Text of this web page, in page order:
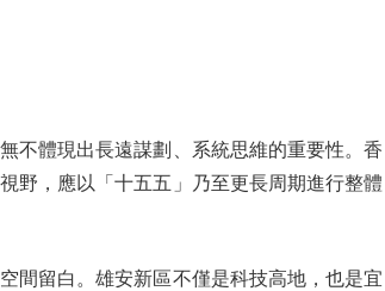
體現出長遠謀劃、系統思維的重要性。香
野，應以「十五五」乃至更長周期進行整體
留白。雄安新區不僅是科技高地，也是宜